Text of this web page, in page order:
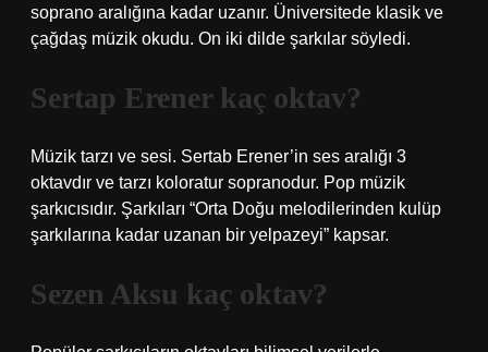
soprano aralığına kadar uzanır. Üniversitede klasik ve
çağdaş müzik okudu. On iki dilde şarkılar söyledi.
Sertap Erener kaç oktav?
Müzik tarzı ve sesi. Sertab Erener’in ses aralığı 3
oktavdır ve tarzı koloratur sopranodur. Pop müzik
şarkıcısıdır. Şarkıları “Orta Doğu melodilerinden kulüp
şarkılarına kadar uzanan bir yelpazeyi” kapsar.
Sezen Aksu kaç oktav?